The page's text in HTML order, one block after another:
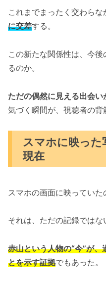
これまでまったく交わらな
に交差する。
この新たな関係性は、今
るのか。
ただの偶然に見える出会
気づく瞬間が、視聴者の背
スマホに映った
現在
スマホの画面に映っていた
それは、ただの記録ではな
赤山という人物の“今”が
とを示す証拠でもあった。